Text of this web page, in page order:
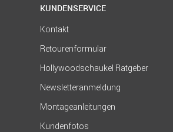
KUNDENSERVICE
Kontakt
Retourenformular
Hollywoodschaukel Ratgeber
Newsletteranmeldung
Montageanleitungen
Kundenfotos